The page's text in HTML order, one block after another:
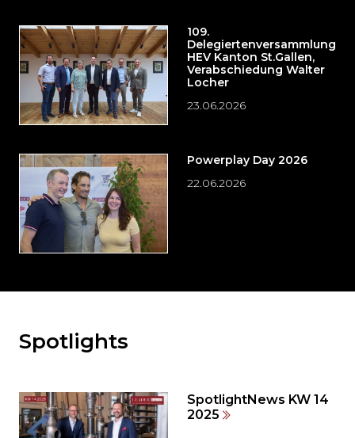
109.
Delegiertenversammlung
HEV Kanton St.Gallen,
Verabschiedung Walter
Locher
23.06.2026
Powerplay Day 2026
22.06.2026
Möchten
den
weiteren
Inhalt
Spotlights
SpotlightNews KW 14
2025